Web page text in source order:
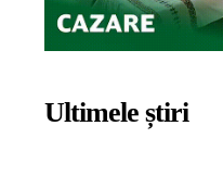
Ultimele știri